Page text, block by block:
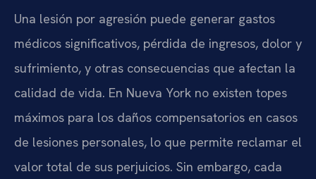
Una lesión por agresión puede generar gastos
médicos significativos, pérdida de ingresos, dolor y
sufrimiento, y otras consecuencias que afectan la
calidad de vida. En Nueva York no existen topes
máximos para los daños compensatorios en casos
de lesiones personales, lo que permite reclamar el
valor total de sus perjuicios. Sin embargo, cada